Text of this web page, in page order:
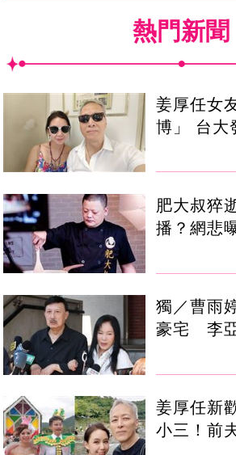
熱門新聞
姜厚任女
博」 台大
肥大叔猝
播？網悲
獨／曹雨
豪宅 李
姜厚任新
小三！前